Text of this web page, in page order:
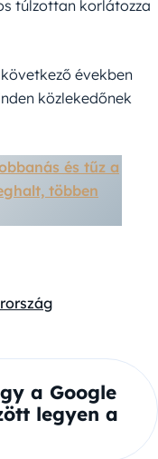
túlzottan korlátozza
években
közlekedőnek
és tűz a
többen
a Google
legyen a